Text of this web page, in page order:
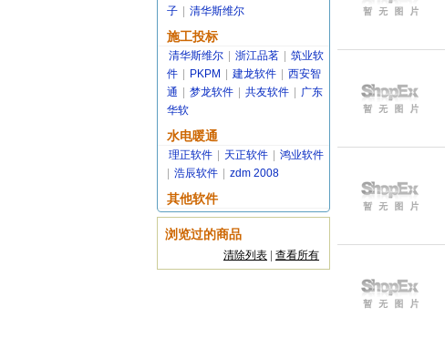
子
清华斯维尔
施工投标
清华斯维尔 浙江品茗
筑业软
件
PKPM 建龙软件
西安智
通
梦龙软件 共友软件
广东
华软
水电暖通
理正软件 天正软件
鸿业软件
浩辰软件 zdm 2008
其他软件
浏览过的商品
清除列表 查看所有